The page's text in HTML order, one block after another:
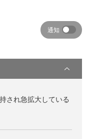
通知
され急拡大している